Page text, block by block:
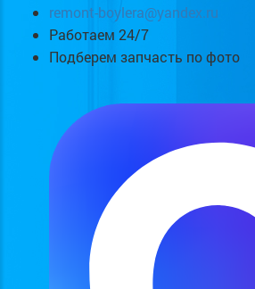
remont-boylera@yandex.ru
Работаем 24/7
Подберем запчасть по фото